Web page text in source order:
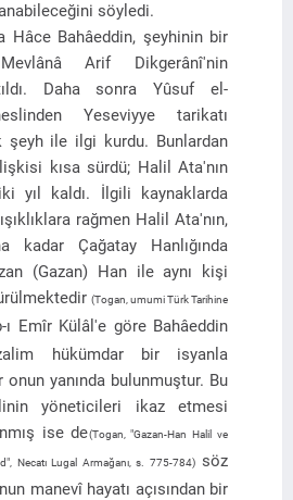
söyledi.
Hâce Bahâeddin, şeyhinin bir
Arif Dikgerânî'nin
Daha sonra Yûsuf el-
Yeseviyye tarikatı
şeyh ile ilgi kurdu. Bunlardan
kısa sürdü; Halil Ata'nın
yıl kaldı. İlgili kaynaklarda
rağmen Halil Ata'nın,
kadar Çağatay Hanlığında
(Gazan) Han ile aynı kişi
(Togan, umumi Türk Tarihine
ı Emîr Külâl'e göre Bahâeddin
hükümdar bir isyanla
yanında bulunmuştur. Bu
yöneticileri ikaz etmesi
ise de(Togan, "Gazan-Han Halil ve
Necatı Lugal Armağanı, s. 775-784)söz
manevî hayatı açısından bir